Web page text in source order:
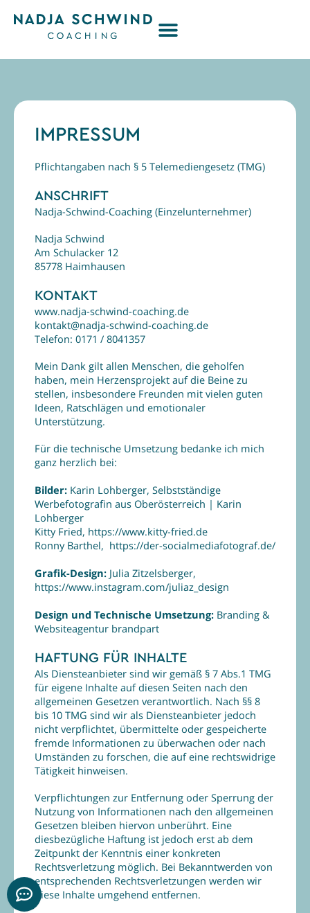
Inhalt
Menü
IMPRESSUM
Pflichtangaben nach § 5 Telemediengesetz (TMG)
ANSCHRIFT
Nadja-Schwind-Coaching (Einzelunternehmer)
Nadja Schwind
Am Schulacker 12
85778 Haimhausen
KONTAKT
www.nadja-schwind-coaching.de
kontakt@nadja-schwind-coaching.de
Telefon: 0171 / 8041357
Mein Dank gilt allen Menschen, die geholfen
haben, mein Herzensprojekt auf die Beine zu
stellen, insbesondere Freunden mit vielen guten
Ideen, Ratschlägen und emotionaler
Unterstützung.
Für die technische Umsetzung bedanke ich mich
ganz herzlich bei:
Bilder: Karin Lohberger, Selbstständige
Werbefotografin aus Oberösterreich | Karin
Lohberger
Kitty Fried, https://www.kitty-fried.de
Ronny Barthel, https://der-socialmediafotograf.de/
Grafik-Design: Julia Zitzelsberger,
https://www.instagram.com/juliaz_design
Design und Technische Umsetzung: Branding &
Websiteagentur brandpart
HAFTUNG FÜR INHALTE
Als Diensteanbieter sind wir gemäß § 7 Abs.1 TMG
für eigene Inhalte auf diesen Seiten nach den
allgemeinen Gesetzen verantwortlich. Nach §§ 8
bis 10 TMG sind wir als Diensteanbieter jedoch
nicht verpflichtet, übermittelte oder gespeicherte
fremde Informationen zu überwachen oder nach
Umständen zu forschen, die auf eine rechtswidrige
Tätigkeit hinweisen.
Verpflichtungen zur Entfernung oder Sperrung der
Nutzung von Informationen nach den allgemeinen
Gesetzen bleiben hiervon unberührt. Eine
diesbezügliche Haftung ist jedoch erst ab dem
Zeitpunkt der Kenntnis einer konkreten
Rechtsverletzung möglich. Bei Bekanntwerden von
entsprechenden Rechtsverletzungen werden wir
diese Inhalte umgehend entfernen.